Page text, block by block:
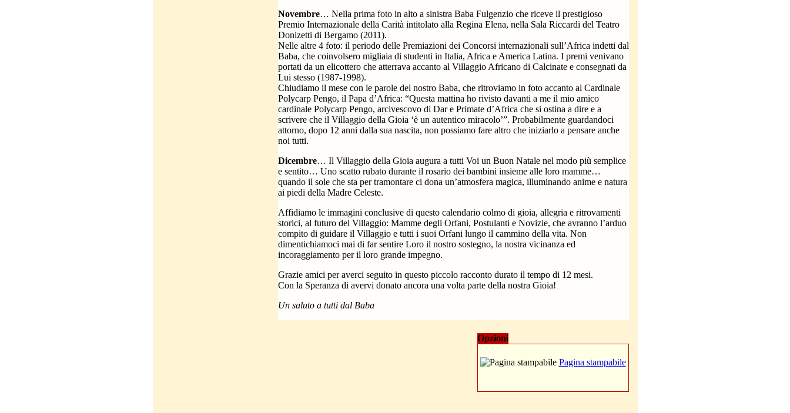
Novembre… Nella prima foto in alto a sinistra Baba Fulgenzio che riceve il prestigioso
Premio Internazionale della Carità intitolato alla Regina Elena, nella Sala Riccardi del Teatro
Donizetti di Bergamo (2011).
Nelle altre 4 foto: il periodo delle Premiazioni dei Concorsi internazionali sull’Africa indetti dal
Baba, che coinvolsero migliaia di studenti in Italia, Africa e America Latina. I premi venivano
portati da un elicottero che atterrava accanto al Villaggio Africano di Calcinate e consegnati da
Lui stesso (1987-1998).
Chiudiamo il mese con le parole del nostro Baba, che ritroviamo in foto accanto al Cardinale
Polycarp Pengo, il Papa d’Africa: “Questa mattina ho rivisto davanti a me il mio amico
cardinale Polycarp Pengo, arcivescovo di Dar e Primate d’Africa che si ostina a dire e a
scrivere che il Villaggio della Gioia ‘è un autentico miracolo’”. Probabilmente guardandoci
attorno, dopo 12 anni dalla sua nascita, non possiamo fare altro che iniziarlo a pensare anche
noi tutti.
Dicembre… Il Villaggio della Gioia augura a tutti Voi un Buon Natale nel modo più semplice
e sentito… Uno scatto rubato durante il rosario dei bambini insieme alle loro mamme…
quando il sole che sta per tramontare ci dona un’atmosfera magica, illuminando anime e natura
ai piedi della Madre Celeste.
Affidiamo le immagini conclusive di questo calendario colmo di gioia, allegria e ritrovamenti
storici, al futuro del Villaggio: Mamme degli Orfani, Postulanti e Novizie, che avranno l’arduo
compito di guidare il Villaggio e tutti i suoi Orfani lungo il cammino della vita. Non
dimentichiamoci mai di far sentire Loro il nostro sostegno, la nostra vicinanza ed
incoraggiamento per il loro grande impegno.
Grazie amici per averci seguito in questo piccolo racconto durato il tempo di 12 mesi.
Con la Speranza di avervi donato ancora una volta parte della nostra Gioia!
Un saluto a tutti dal Baba
Opzioni
Pagina stampabile